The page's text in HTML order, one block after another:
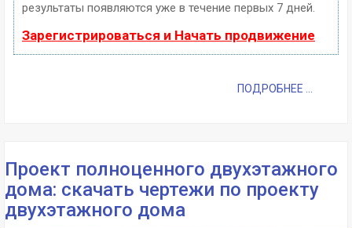
результаты появляются уже в течение первых 7 дней.
Зарегистрироваться и Начать продвижение
ПОДРОБНЕЕ ...
Проект полноценного двухэтажного
дома: скачать чертежи по проекту
двухэтажного дома